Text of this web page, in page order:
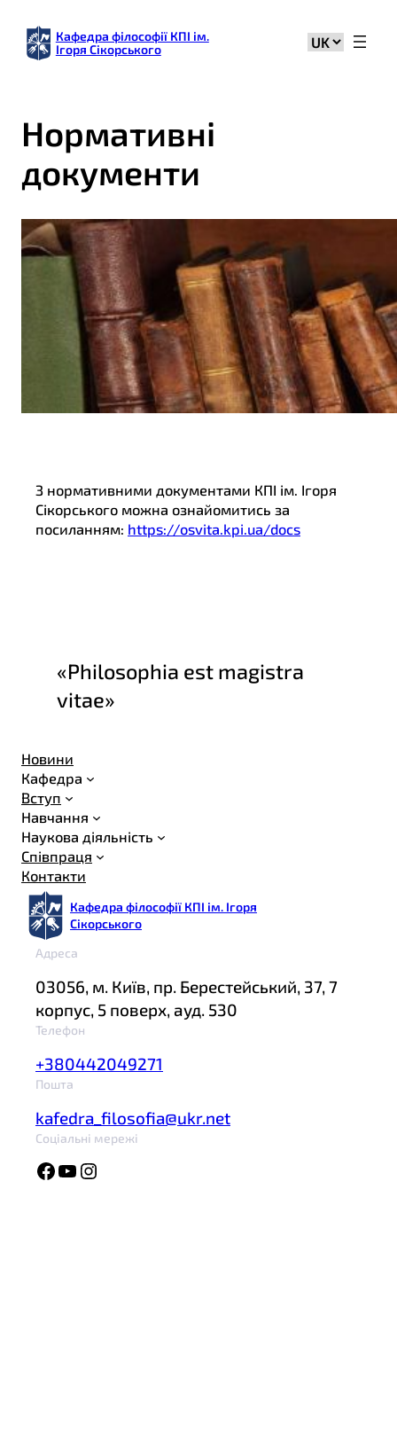
Кафедра філософії КПІ ім.
Ігоря Сікорського
Вибрати
Нормативні
документи
З нормативними документами КПІ ім. Ігоря
Сікорського можна ознайомитись за
посиланням: https://osvita.kpi.ua/docs
«Philosophia est magistra
vitae»
Новини
Кафедра
Вступ
Навчання
Наукова діяльність
Співпраця
Контакти
Кафедра філософії КПІ ім. Ігоря
Сікорського
Адреса
03056, м. Київ, пр. Берестейський, 37, 7
корпус, 5 поверх, ауд. 530
Телефон
+380442049271
Пошта
kafedra_filosofia@ukr.net
Соціальні мережі
Facebook YouTube Instagram